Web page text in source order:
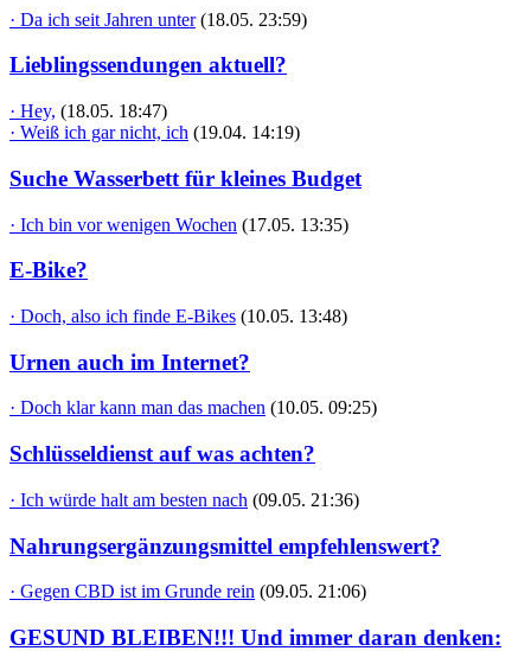
· Da ich seit Jahren unter (18.05. 23:59)
Lieblingssendungen aktuell?
· Hey, (18.05. 18:47)
· Weiß ich gar nicht, ich (19.04. 14:19)
Suche Wasserbett für kleines Budget
· Ich bin vor wenigen Wochen (17.05. 13:35)
E-Bike?
· Doch, also ich finde E-Bikes (10.05. 13:48)
Urnen auch im Internet?
· Doch klar kann man das machen (10.05. 09:25)
Schlüsseldienst auf was achten?
· Ich würde halt am besten nach (09.05. 21:36)
Nahrungsergänzungsmittel empfehlenswert?
· Gegen CBD ist im Grunde rein (09.05. 21:06)
GESUND BLEIBEN!!! Und immer daran denken: